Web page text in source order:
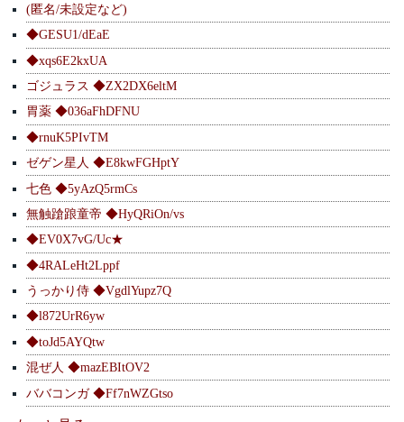
(匿名/未設定など)
◆GESU1/dEaE
◆xqs6E2kxUA
ゴジュラス ◆ZX2DX6eltM
胃薬 ◆036aFhDFNU
◆rnuK5PIvTM
ゼゲン星人 ◆E8kwFGHptY
七色 ◆5yAzQ5rmCs
無触蹌踉童帝 ◆HyQRiOn/vs
◆EV0X7vG/Uc★
◆4RALeHt2Lppf
うっかり侍 ◆VgdlYupz7Q
◆l872UrR6yw
◆toJd5AYQtw
混ぜ人 ◆mazEBItOV2
ババコンガ ◆Ff7nWZGtso